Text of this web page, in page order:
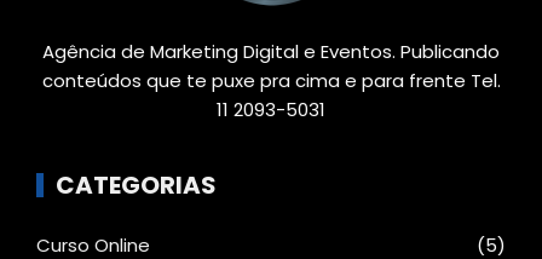
Agência de Marketing Digital e Eventos. Publicando
conteúdos que te puxe pra cima e para frente Tel.
11 2093-5031
CATEGORIAS
Curso Online
(5)